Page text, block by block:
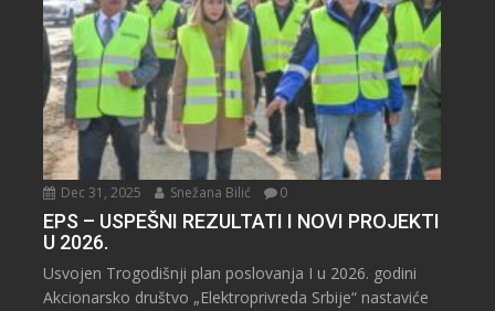
Dec 31, 2025 Snežana Bilić 0
EPS – USPEŠNI REZULTATI I NOVI PROJEKTI
U 2026.
Usvojen Trogodišnji plan poslovanja I u 2026. godini
Akcionarsko društvo „Elektroprivreda Srbije“ nastaviće